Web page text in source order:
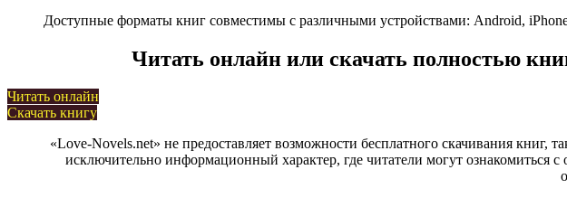
Доступные форматы книг совместимы с различными устройствами: Android,
Читать онлайн или скачать полностью
Читать онлайн
Скачать книгу
«Love-Novels.net» не предоставляет возможности бесплатного скачивания книг,
исключительно информационный характер, где читатели могут ознакомиться